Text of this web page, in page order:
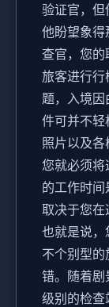
验证官，但
他盼望象
查官，您的
旅客进行行
题，入境因
件可并不轻
照片以及各
您就必须将
的工作时
取决于您在
也就是说，
不个别型
错。随着剧
级别的检查